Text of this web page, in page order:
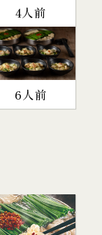
4人前
6人前